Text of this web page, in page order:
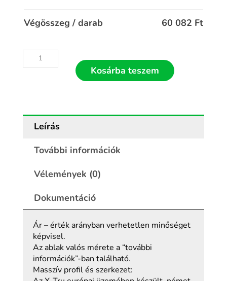
Végösszeg / darab 60 082 Ft
Kosárba teszem
Leírás
További információk
Vélemények (0)
Dokumentáció
Ár – érték arányban verhetetlen minőséget
képvisel.
Az ablak valós mérete a “további
információk”-ban található.
Masszív profil és szerkezet: